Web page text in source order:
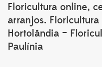
Floricultura online,
arranjos.
Hortolândia –
Paulínia